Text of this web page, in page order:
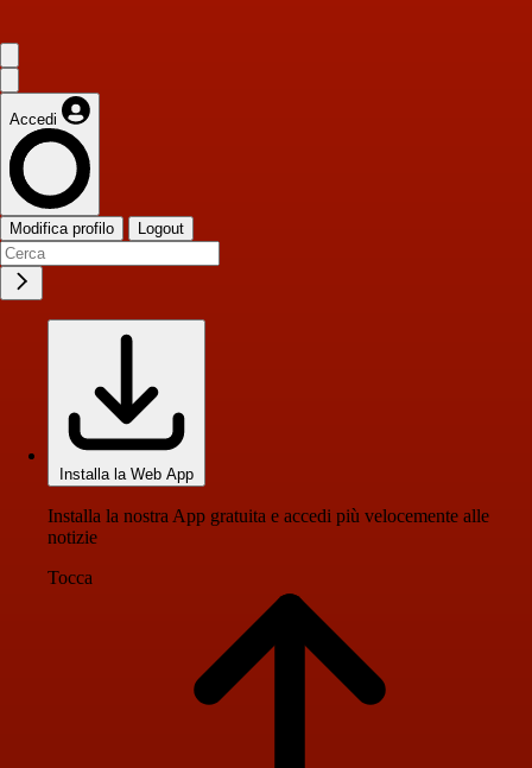
Accedi
Modifica profilo Logout
Installa la Web App
Installa la nostra App gratuita e accedi più velocemente alle
notizie
Tocca